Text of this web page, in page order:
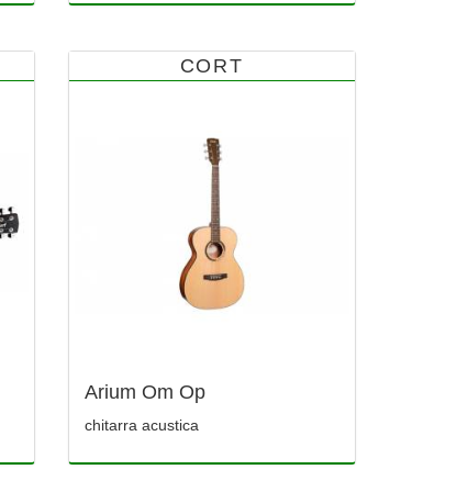
CORT
Arium Om Op
chitarra acustica